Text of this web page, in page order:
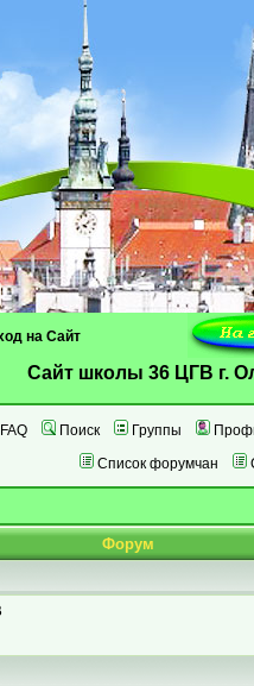
на Сайт
Cайт школы 36 ЦГВ г.
FAQ Поиск Группы
Список форумчан
Форум